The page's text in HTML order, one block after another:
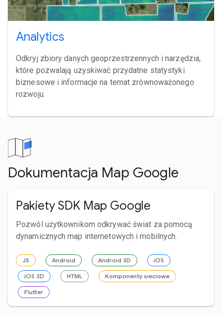
Analytics
Odkryj zbiory danych geoprzestrzennych i narzędzia,
które pozwalają uzyskiwać przydatne statystyki
biznesowe i informacje na temat zrównoważonego
rozwoju.
Dokumentacja Map Google
Pakiety SDK Map Google
Pozwól użytkownikom odkrywać świat za pomocą
dynamicznych map internetowych i mobilnych.
JS Android Android 3D iOS
iOS 3D HTML Komponenty sieciowe
Flutter